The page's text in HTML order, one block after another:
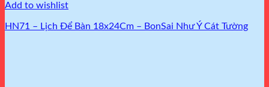
Add to wishlist
HN71 – Lịch Để Bàn 18x24Cm – BonSai Như Ý Cát Tường